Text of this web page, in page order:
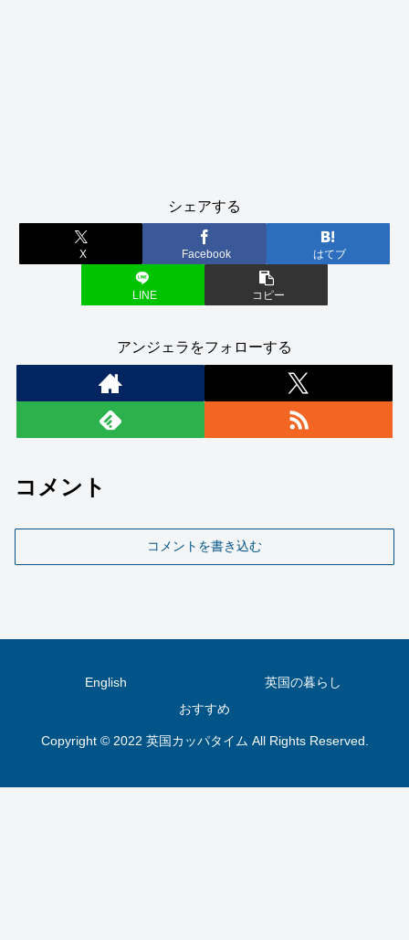
シェアする
X Facebook はてブ
LINE コピー
アンジェラをフォローする
コメント
コメントを書き込む
English
英国の暮らし
おすすめ
Copyright © 2022 英国カッパタイム All Rights Reserved.